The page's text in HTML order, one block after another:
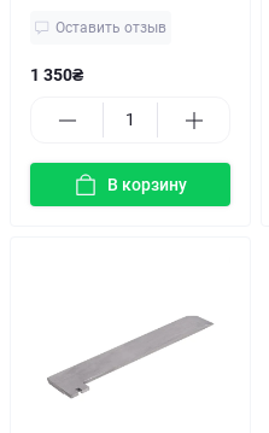
Оставить отзыв
1 350₴
В корзину